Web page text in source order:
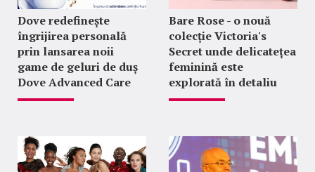
Dove redefinește
îngrijirea personală
prin lansarea noii
game de geluri de duș
Dove Advanced Care
Bare Rose - o nouă
colecție Victoria's
Secret unde delicatețea
feminină este
explorată în detaliu